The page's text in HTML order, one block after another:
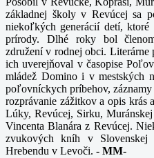
základnej školy v Revúcej sa
niekoľkých generácií detí,
prírody. Dlhé roky bol
združení v rodnej obci.
ich uverejňoval v časopise
mládež Domino i v mestských
poľovníckych príbehov,
rozprávanie zážitkov a opis
Lúky, Revúcej, Sirku,
Vincenta Blanára z Revúcej.
zvukových kníh v Slovenskej
Hrebendu v Levoči. - MM-